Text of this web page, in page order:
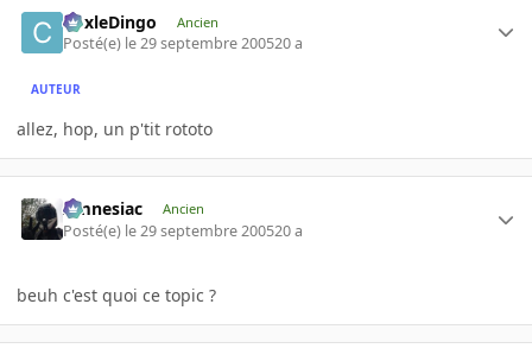
CoxleDingo Ancien
Posté(e) le 29 septembre 200520 a
AUTEUR
allez, hop, un p'tit rototo
Amnesiac Ancien
Posté(e) le 29 septembre 200520 a
beuh c'est quoi ce topic ?